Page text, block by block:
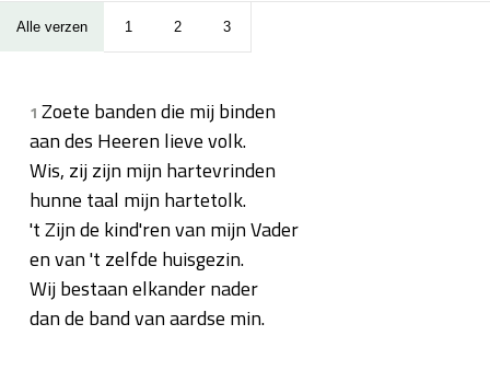
Alle verzen 1 2 3
1 Zoete banden die mij binden
aan des Heeren lieve volk.
Wis, zij zijn mijn hartevrinden
hunne taal mijn hartetolk.
't Zijn de kind'ren van mijn Vader
en van 't zelfde huisgezin.
Wij bestaan elkander nader
dan de band van aardse min.